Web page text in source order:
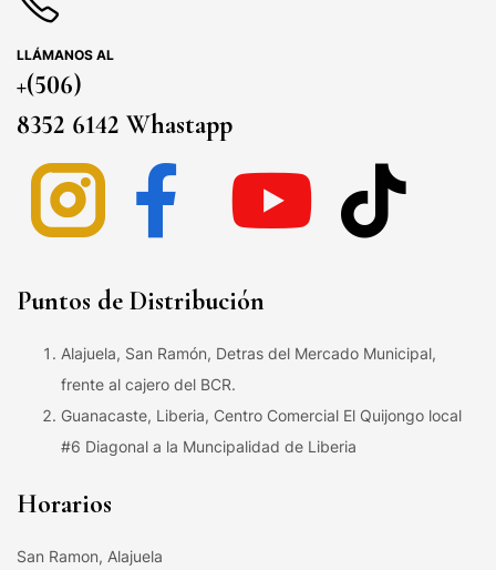
LLÁMANOS AL
+(506)
8352 6142 Whastapp
Puntos de Distribución
Alajuela, San Ramón, Detras del Mercado Municipal,
frente al cajero del BCR.
Guanacaste, Liberia, Centro Comercial El Quijongo local
#6 Diagonal a la Muncipalidad de Liberia
Horarios
San Ramon, Alajuela